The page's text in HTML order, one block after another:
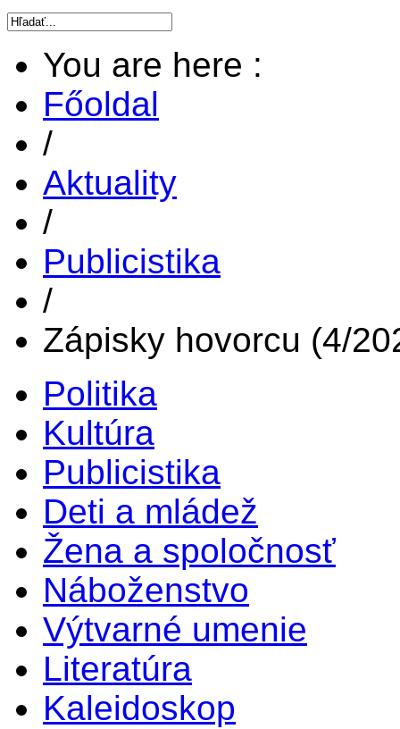
You are here :
Főoldal
/
Aktuality
/
Publicistika
/
Zápisky hovorcu (4/
Politika
Kultúra
Publicistika
Deti a mládež
Žena a spoločnosť
Náboženstvo
Výtvarné umenie
Literatúra
Kaleidoskop